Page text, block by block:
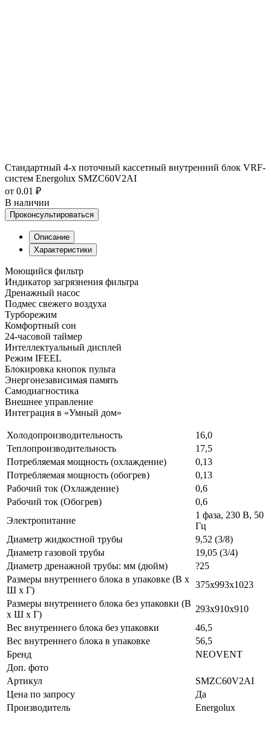
Стандартный 4-х поточный кассетный внутренний блок VRF-
систем Energolux SMZC60V2AI
от 0.01 ₽
В наличии
Проконсультироваться
Описание
Характеристики
Моющийся фильтр
Индикатор загрязнения фильтра
Дренажный насос
Подмес свежего воздуха
Турборежим
Комфортный сон
24-часовой таймер
Интеллектуальный дисплей
Режим IFEEL
Блокировка кнопок пульта
Энергонезависимая память
Самодиагностика
Внешнее управление
Интеграция в «Умный дом»
Холодопроизводительность
16,0
Теплопроизводительность
17,5
Потребляемая мощность (охлаждение)
0,13
Потребляемая мощность (обогрев)
0,13
Рабочий ток (Охлаждение)
0,6
Рабочий ток (Обогрев)
0,6
Электропитание
1 фаза, 230 В, 50
Гц
Диаметр жидкостной трубы
9,52 (3/8)
Диаметр газовой трубы
19,05 (3/4)
Диаметр дренажной трубы: мм (дюйм)
?25
Размеры внутреннего блока в упаковке (В х
Ш х Г)
375x993x1023
Размеры внутреннего блока без упаковки (В
х Ш х Г)
293x910x910
Вес внутреннего блока без упаковки
46,5
Вес внутреннего блока в упаковке
56,5
Бренд
NEOVENT
Доп. фото
Артикул
SMZC60V2AI
Цена по запросу
Да
Производитель
Energolux